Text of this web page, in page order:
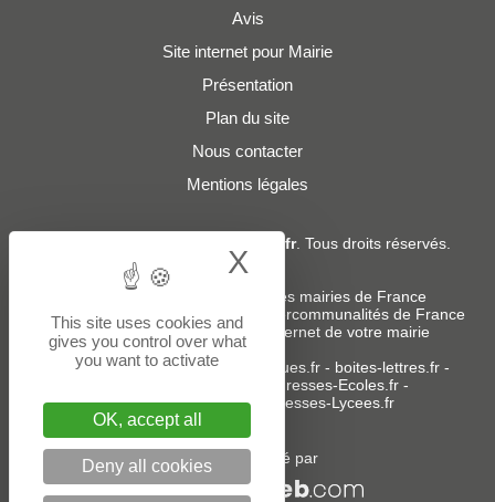
Avis
Site internet pour Mairie
Présentation
Plan du site
Nous contacter
Mentions légales
Adresses-Mairies.fr. Tous droits réservés.
Services :
Liste des adresses e-mails des mairies de France
Liste des adresses e-mails des intercommunalités de France
-Création ou refonte du site internet de votre mairie
Sites partenaires:donneespubliques.fr- boites-lettres.fr-
Adresses-Ecoles.fr -
Adresses-Colleges.fr- Adresses-Lycees.fr
Un service édité par
This site uses cookies and
gives you control over what
you want to activate
OK, accept all
Deny all cookies
X